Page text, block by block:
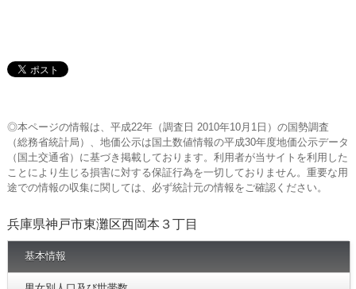
◎本ページの情報は、平成22年（調査日 2010年10月1日）の国勢調査
（総務省統計局）、地価公示は国土数値情報の平成30年度地価公示データ
（国土交通省）に基づき掲載しております。利用者が当サイトを利用した
ことにより生じる損害に対する保証行為を一切しておりません。重要な用
途での情報の収集に関しては、必ず統計元の情報をご確認ください。
兵庫県神戸市東灘区西岡本３丁目
基本情報